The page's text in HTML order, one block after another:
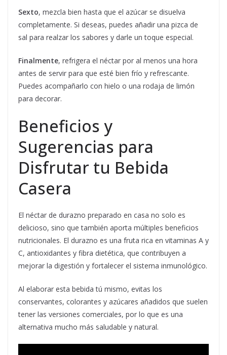
Sexto, mezcla bien hasta que el azúcar se disuelva
completamente. Si deseas, puedes añadir una pizca de
sal para realzar los sabores y darle un toque especial.
Finalmente, refrigera el néctar por al menos una hora
antes de servir para que esté bien frío y refrescante.
Puedes acompañarlo con hielo o una rodaja de limón
para decorar.
Beneficios y
Sugerencias para
Disfrutar tu Bebida
Casera
El néctar de durazno preparado en casa no solo es
delicioso, sino que también aporta múltiples beneficios
nutricionales. El durazno es una fruta rica en vitaminas A y
C, antioxidantes y fibra dietética, que contribuyen a
mejorar la digestión y fortalecer el sistema inmunológico.
Al elaborar esta bebida tú mismo, evitas los
conservantes, colorantes y azúcares añadidos que suelen
tener las versiones comerciales, por lo que es una
alternativa mucho más saludable y natural.